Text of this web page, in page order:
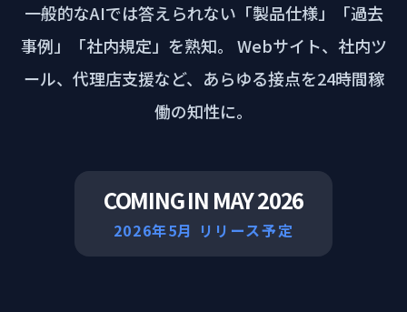
一般的なAIでは答えられない「製品仕様」「過去
事例」「社内規定」を熟知。
Webサイト、社内ツ
ール、代理店支援など、あらゆる接点を24時間稼
働の知性に。
COMING IN MAY 2026
2026年5月 リリース予定